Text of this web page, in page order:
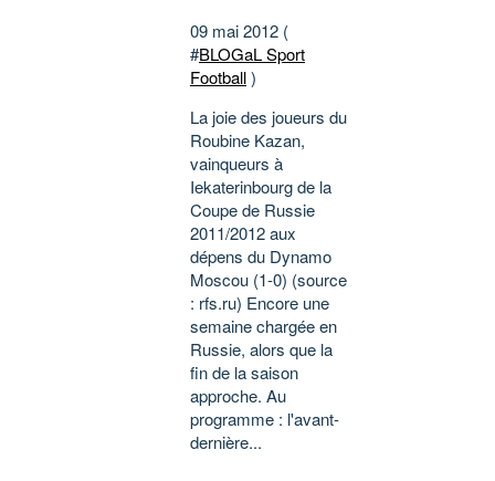
09 mai 2012 (
#BLOGaL Sport
Football)
La joie des joueurs du
Roubine Kazan,
vainqueurs à
Iekaterinbourg de la
Coupe de Russie
2011/2012 aux
dépens du Dynamo
Moscou (1-0) (source
: rfs.ru) Encore une
semaine chargée en
Russie, alors que la
fin de la saison
approche. Au
programme : l'avant-
dernière...